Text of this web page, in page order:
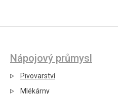
Nápojový průmysl
Pivovarství
Mlékárny